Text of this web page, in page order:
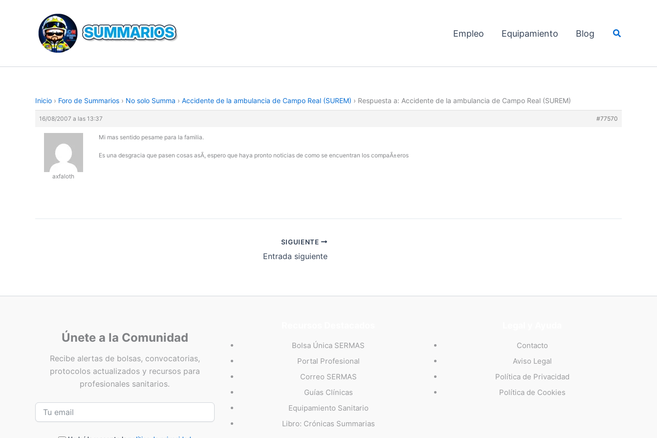
contenido
Empleo Equipamiento Blog Buscar
Inicio › Foro de Summarios › No solo Summa › Accidente de la ambulancia de Campo Real (SUREM) › Respuesta a: Accidente de la ambulancia de Campo Real (SUREM)
16/08/2007 a las 13:37 #77570
axfaloth
Mi mas sentido pesame para la familia.
Es una desgracia que pasen cosas asÃ­, espero que haya pronto noticias de como se encuentran los compaÃ±eros
SIGUIENTE
Entrada siguiente
Únete a la Comunidad
Recibe alertas de bolsas, convocatorias,
protocolos actualizados y recursos para
profesionales sanitarios.
Bolsa Única SERMAS
Portal Profesional
Correo SERMAS
Guías Clínicas
Equipamiento Sanitario
Libro: Crónicas Summarias
Contacto
Aviso Legal
Política de Privacidad
Política de Cookies